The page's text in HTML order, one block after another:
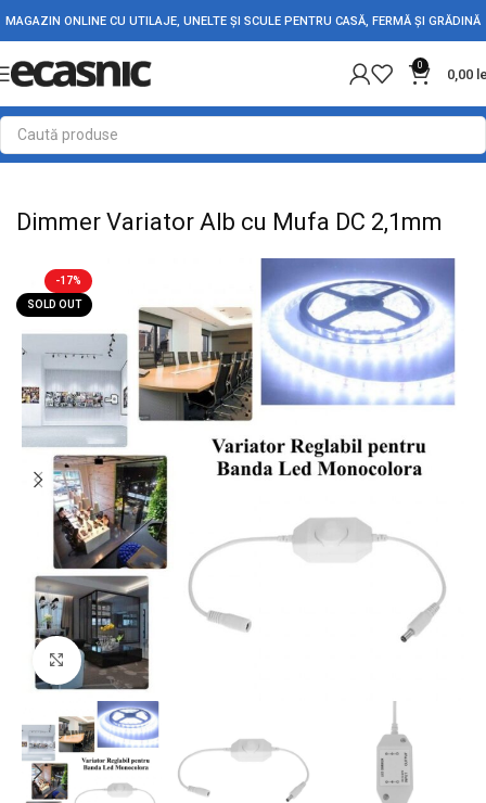
MAGAZIN ONLINE CU UTILAJE, UNELTE ȘI SCULE PENTRU CASĂ, FERMĂ ȘI GRĂDINĂ
0
0,00
Prima pagină Iluminat Led Conectori Led
Dimmer Variator Alb cu Mufa DC 2,1mm
-17%
SOLD OUT
Mărește imaginea